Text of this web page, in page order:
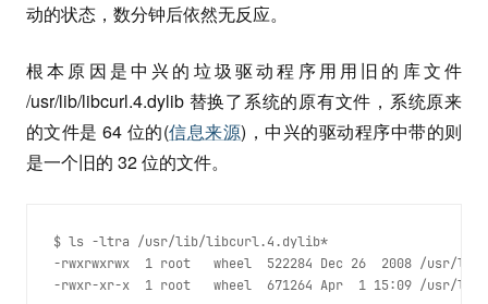
动的状态，数分钟后依然无反应。
根本原因是中兴的垃圾驱动程序用用旧的库文件
/usr/lib/libcurl.4.dylib 替换了系统的原有文件，系统原来
的文件是 64 位的(信息来源)，中兴的驱动程序中带的则
是一个旧的 32 位的文件。
$ ls -ltra /usr/lib/libcurl.4.dylib*
-rwxrwxrwx  1 root   wheel  522284 Dec 26  2008 /usr/
-rwxr-xr-x  1 root   wheel  671264 Apr  1 15:09 /usr/